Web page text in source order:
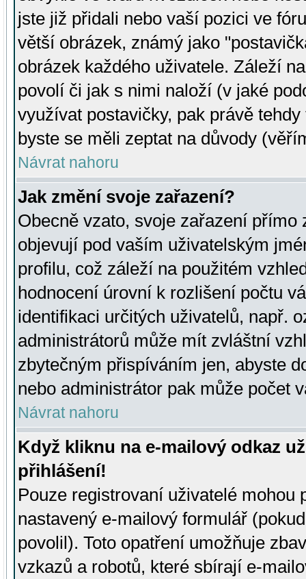
jste již přidali nebo vaší pozici ve
větší obrázek, známý jako
obrázek každého uživatele. Záleží
povolí či jak s nimi naloží (v jaké
využívat postavičky, pak právě
byste se měli zeptat na důvody
Návrat nahoru
Jak změní svoje zařazení?
Obecně vzato, svoje zařazení přímo
objevují pod vaším uživatelským
profilu, což záleží na použitém
hodnocení úrovní k rozlišení počtu
identifikaci určitých uživatelů, např.
administrátorů může mít zvláštní
zbytečným přispíváním jen, abyste
nebo administrátor pak může počet
Návrat nahoru
Když kliknu na e-mailový odkaz
přihlášení!
Pouze registrovaní uživatelé mohou
nastavený e-mailový formulář
povolil). Toto opatření umožňuje
vzkazů a robotů, které sbírají e-